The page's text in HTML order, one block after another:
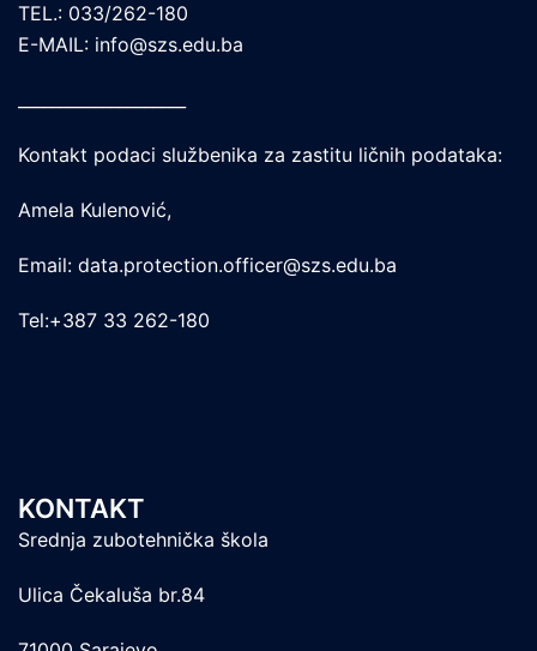
TEL.: 033/262-180
E-MAIL: info@szs.edu.ba
Kontakt podaci službenika za zastitu ličnih podataka:
Amela Kulenović,
Email: data.protection.officer@szs.edu.ba
Tel:+387 33 262-180
KONTAKT
Srednja zubotehnička škola
Ulica Čekaluša br.84